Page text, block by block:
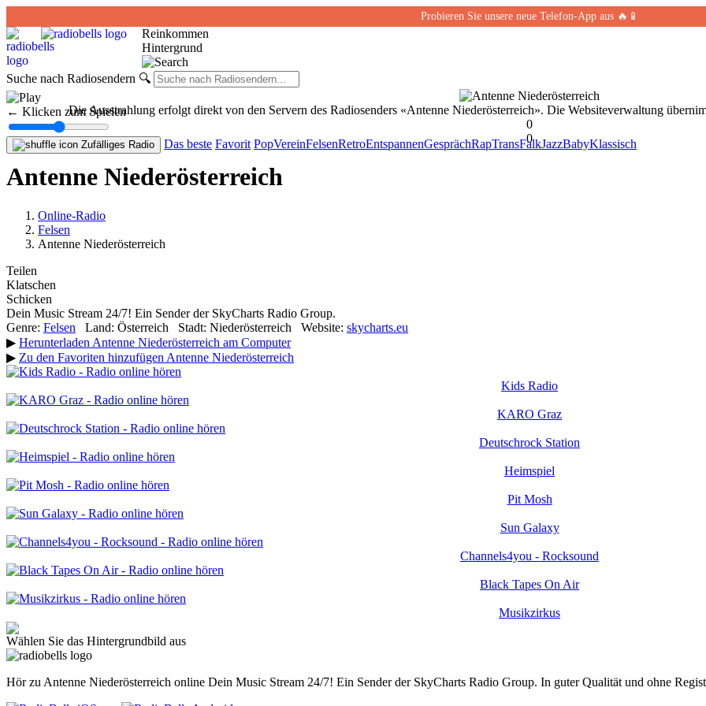
Probieren Sie unsere neue Telefon-App aus 🔥📱
Reinkommen
Hintergrund
Suche nach Radiosendern 🔍
← Klicken zum Spielen
Zufälliges Radio Das beste Favorit PopVereinFelsenRetroEntspannenGesprächRapTransFalkJazzBabyKlassisch
Die Ausstrahlung erfolgt direkt von den Servern des Radiosenders «Antenne Niederösterreich». Die Websiteverwaltung
0
0
Antenne Niederösterreich
Online-Radio
Felsen
Antenne Niederösterreich
Teilen
Klatschen
Schicken
Dein Music Stream 24/7! Ein Sender der SkyCharts Radio Group.
Genre: Felsen Land: Österreich Stadt: Niederösterreich Website: skycharts.eu
▶ Herunterladen Antenne Niederösterreich am Computer
▶ Zu den Favoriten hinzufügen Antenne Niederösterreich
Kids Radio
KARO Graz
Deutschrock Station
Heimspiel
Pit Mosh
Sun Galaxy
Channels4you - Rocksound
Black Tapes On Air
Musikzirkus
Wählen Sie das Hintergrundbild aus
Hör zu Antenne Niederösterreich online Dein Music Stream 24/7! Ein Sender der SkyCharts Radio Group. In guter Qualität und ohne